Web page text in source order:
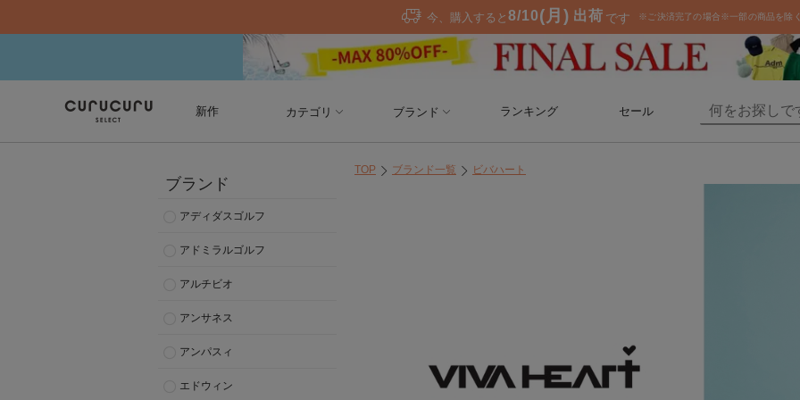
新作 カテゴリ ブランド ランキング セール
ブランド
アディダスゴルフ
アドミラルゴルフ
アルチビオ
アンサネス
アンパスィ
エドウィン
TOP ブランド一覧 ビバハート